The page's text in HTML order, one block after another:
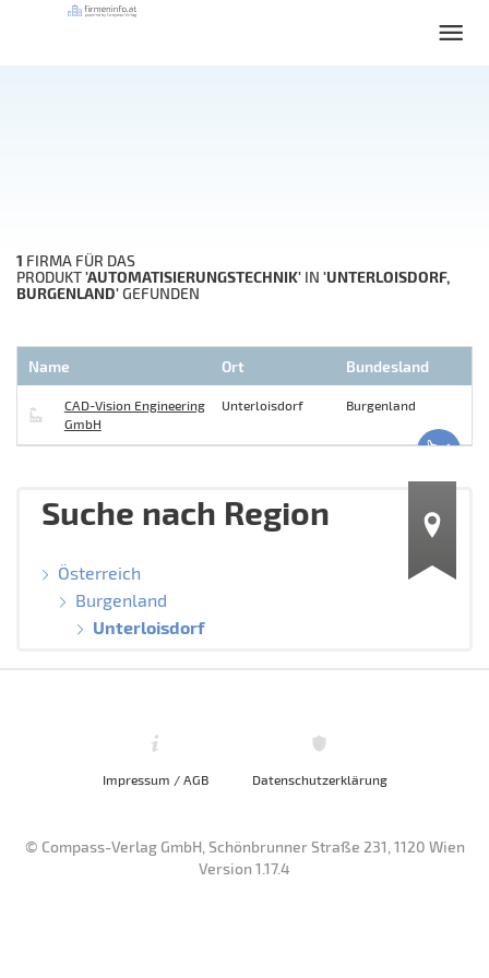
1 FIRMA FÜR DAS
PRODUKT'AUTOMATISIERUNGSTECHNIK' IN 'UNTERLOISDORF,
BURGENLAND'GEFUNDEN
Name Ort Bundesland
CAD-Vision Engineering
GmbH
Unterloisdorf Burgenland
Suche nach Region
Österreich
Burgenland
Unterloisdorf
Impressum / AGB Datenschutzerklärung
© Compass-Verlag GmbH, Schönbrunner Straße 231, 1120 Wien
Version 1.17.4